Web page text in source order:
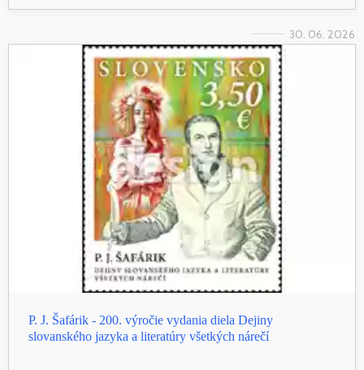
30. 06. 2026
P. J. Šafárik - 200. výročie vydania diela Dejiny
slovanského jazyka a literatúry všetkých nárečí